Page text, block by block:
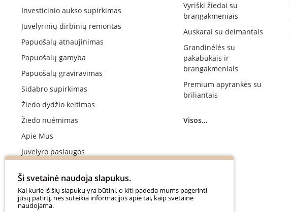
Investicinio aukso supirkimas
Juvelyrinių dirbinių remontas
Papuošalų atnaujinimas
Papuošalų gamyba
Papuošalų graviravimas
Sidabro supirkimas
Žiedo dydžio keitimas
Žiedo nuėmimas
Apie Mus
Juvelyro paslaugos
Sužadėtuvių žiedų gamyba
Apmokėjimas
Vyriški žiedai su
brangakmeniais
Auskarai su deimantais
Grandinėlės su
pakabukais ir
brangakmeniais
Premium apyrankės su
briliantais
Visos...
Ši svetainė naudoja slapukus.
Kai kurie iš šių slapukų yra būtini, o kiti padeda mums pagerinti
jūsų patirtį, nes suteikia informacijos apie tai, kaip svetainė
naudojama.